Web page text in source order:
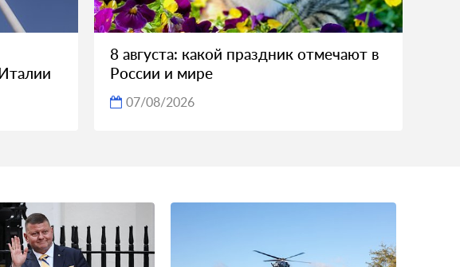
8 августа: какой праздник отмечают в
России и мире
07/08/2026